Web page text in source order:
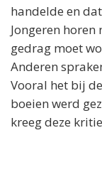
handelde en
Jongeren
gedrag moet
Anderen
Vooral het bij
boeien werd
kreeg deze